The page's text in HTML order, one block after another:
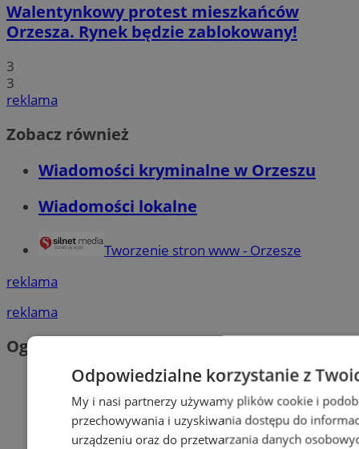
Walentynkowy protest mieszkańców
Orzesza. Rynek będzie zablokowany!
3
3
reklama
Zobacz również
Wiadomości kryminalne w Orzeszu
Wiadomości lokalne
Tworzenie stron www - Orzesze
reklama
reklama
Ogłoszenia
Odpowiedzialne korzystanie z
My i nasi partnerzy używamy plików cookie i
przechowywania i uzyskiwania dostępu do
urządzeniu oraz do przetwarzania danych